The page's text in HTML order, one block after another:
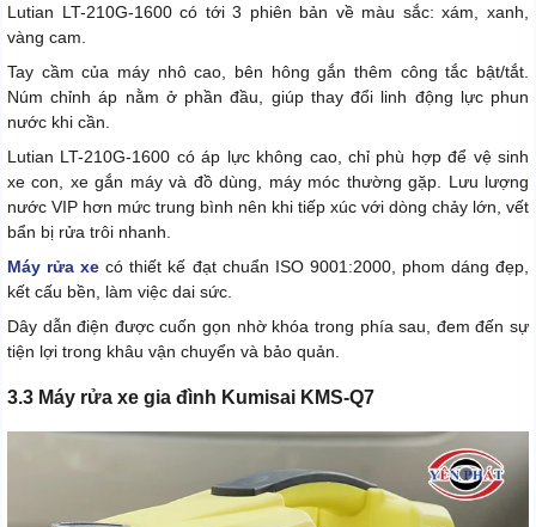
Lutian LT-210G-1600 có tới 3 phiên bản về màu sắc: xám, xanh,
vàng cam.
Tay cầm của máy nhô cao, bên hông gắn thêm công tắc bật/tắt.
Núm chỉnh áp nằm ở phần đầu, giúp thay đổi linh động lực phun
nước khi cần.
Lutian LT-210G-1600 có áp lực không cao, chỉ phù hợp để vệ sinh
xe con, xe gắn máy và đồ dùng, máy móc thường gặp. Lưu lượng
nước VIP hơn mức trung bình nên khi tiếp xúc với dòng chảy lớn, vết
bẩn bị rửa trôi nhanh.
Máy rửa xe có thiết kế đạt chuẩn ISO 9001:2000, phom dáng đẹp,
kết cấu bền, làm việc dai sức.
Dây dẫn điện được cuốn gọn nhờ khóa trong phía sau, đem đến sự
tiện lợi trong khâu vận chuyển và bảo quản.
3.3 Máy rửa xe gia đình Kumisai KMS-Q7